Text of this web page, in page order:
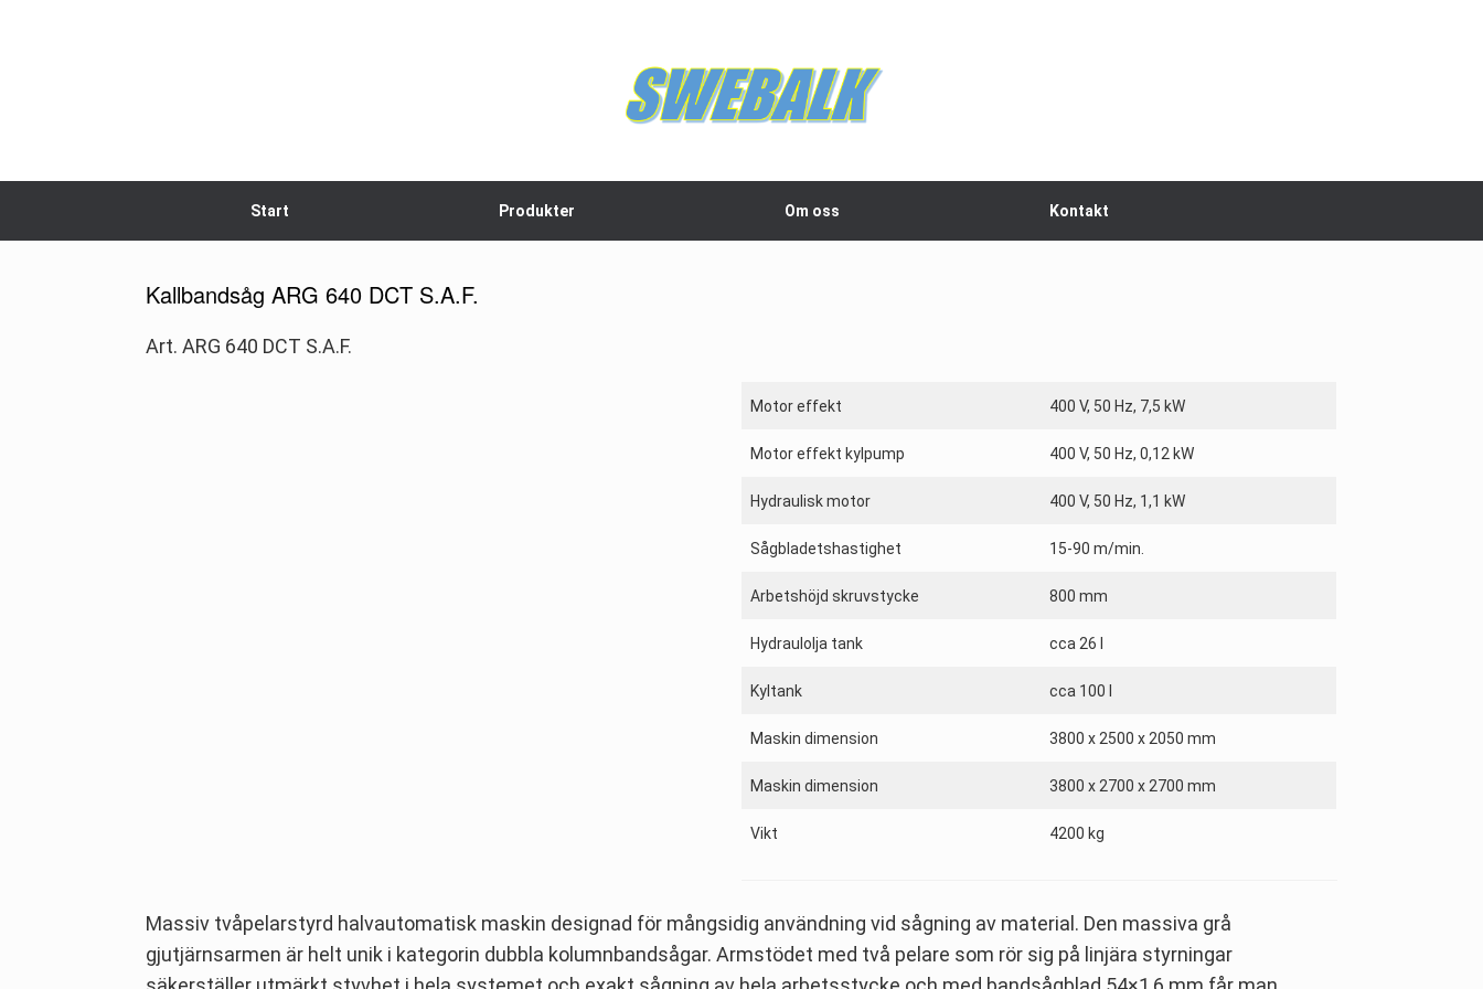
Start Produkter Om oss Kontakt
Kallbandsåg ARG 640 DCT S.A.F.
Art. ARG 640 DCT S.A.F.
Motor effekt 400 V, 50 Hz, 7,5 kW
Motor effekt kylpump 400 V, 50 Hz, 0,12 kW
Hydraulisk motor 400 V, 50 Hz, 1,1 kW
Sågbladetshastighet 15-90 m/min.
Arbetshöjd skruvstycke 800 mm
Hydraulolja tank cca 26 l
Kyltank cca 100 l
Maskin dimension 3800 x 2500 x 2050 mm
Maskin dimension 3800 x 2700 x 2700 mm
Vikt 4200 kg
Massiv tvåpelarstyrd halvautomatisk maskin designad för mångsidig användning vid sågning av material. Den massiva grå
gjutjärnsarmen är helt unik i kategorin dubbla kolumnbandsågar. Armstödet med två pelare som rör sig på linjära styrningar